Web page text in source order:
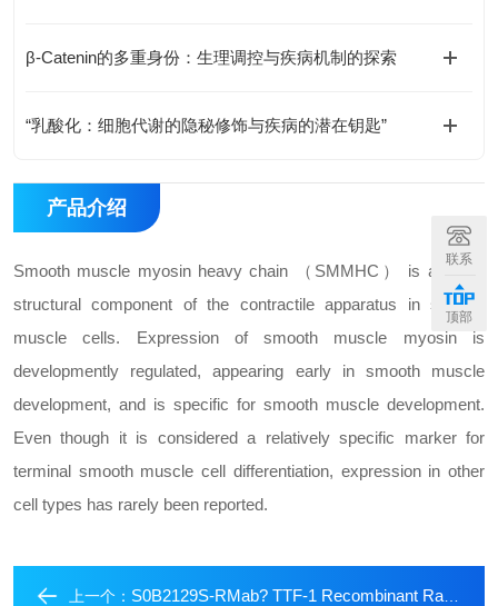
β-Catenin的多重身份：生理调控与疾病机制的探索
“乳酸化：细胞代谢的隐秘修饰与疾病的潜在钥匙”
产品介绍
Smooth muscle myosin heavy chain （SMMHC） is a major
structural component of the contractile apparatus in smooth
muscle cells. Expression of smooth muscle myosin is
developmently regulated, appearing early in smooth muscle
development, and is specific for smooth muscle development.
Even though it is considered a relatively specific marker for
terminal smooth muscle cell differentiation, expression in other
cell types has rarely been reported.
上一个： S0B2129S-RMab? TTF-1 Recombinant Rabbit mAb (SDT-R097)
联系
顶部